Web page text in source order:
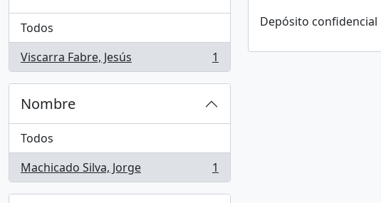
Todos
Viscarra Fabre, Jesús
, 1 resultados 1
Nombre
Todos
Machicado Silva, Jorge
, 1 resultados 1
Depósito confidencial